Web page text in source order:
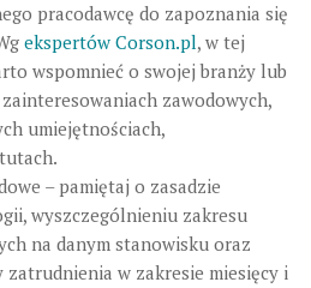
pracodawcę do zapoznania się
ekspertów Corson.pl, w tej
wspomnieć o swojej branży lub
zawodowych,
umiejętnościach,
– pamiętaj o zasadzie
wyszczególnieniu zakresu
na danym stanowisku oraz
w zakresie miesięcy i